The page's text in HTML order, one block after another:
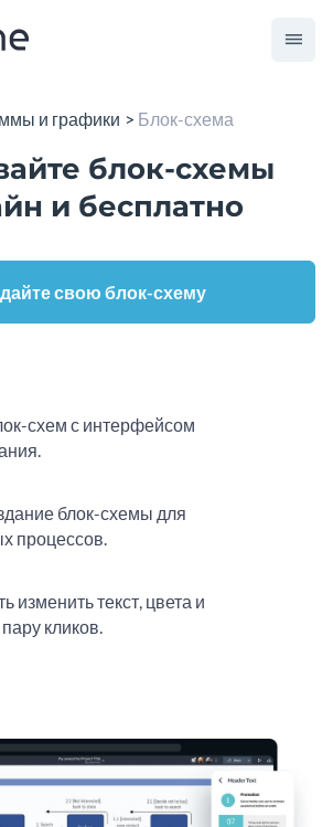
и графики Блок-схема
блок-схемы
и бесплатно
свою блок-схему
схем с интерфейсом
блок-схемы для
процессов.
изменить текст, цвета и
кликов.